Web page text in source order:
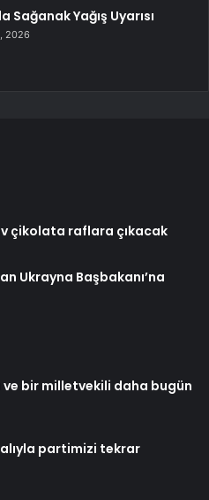
Sağanak Yağış Uyarısı
2026
çikolata raflara çıkacak
Ukrayna Başbakanı’na
ve bir milletvekili daha bugün
partimizi tekrar